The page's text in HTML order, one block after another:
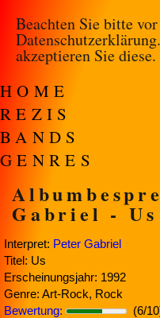
Beachten Sie bitte
Datenschutzerklärung
akzeptieren Sie diese.
HOME
REZIS
BANDS
GENRES
Gabriel - Us
Interpret: Peter Gabriel
Titel: Us
Erscheinungsjahr: 1992
Genre: Art-Rock, Rock
Bewertung:
(6/